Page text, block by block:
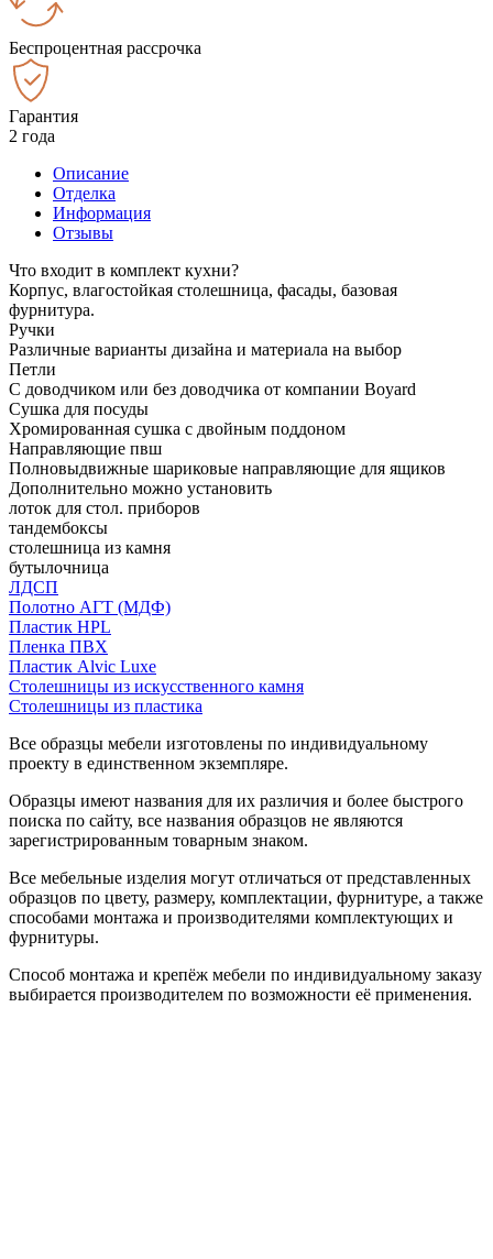
Беспроцентная рассрочка
Гарантия
2 года
Описание
Отделка
Информация
Отзывы
Что входит в комплект кухни?
Корпус, влагостойкая столешница, фасады, базовая
фурнитура.
Ручки
Различные варианты дизайна и материала на выбор
Петли
С доводчиком или без доводчика от компании Boyard
Сушка для посуды
Хромированная сушка с двойным поддоном
Направляющие пвш
Полновыдвижные шариковые направляющие для ящиков
Дополнительно можно установить
лоток для стол. приборов
тандембоксы
столешница из камня
бутылочница
ЛДСП
Полотно АГТ (МДФ)
Пластик HPL
Пленка ПВХ
Пластик Alvic Luxe
Столешницы из искусственного камня
Столешницы из пластика
Все образцы мебели изготовлены по индивидуальному
проекту в единственном экземпляре.
Образцы имеют названия для их различия и более быстрого
поиска по сайту, все названия образцов не являются
зарегистрированным товарным знаком.
Все мебельные изделия могут отличаться от представленных
образцов по цвету, размеру, комплектации, фурнитуре, а также
способами монтажа и производителями комплектующих и
фурнитуры.
Способ монтажа и крепёж мебели по индивидуальному заказу
выбирается производителем по возможности её применения.